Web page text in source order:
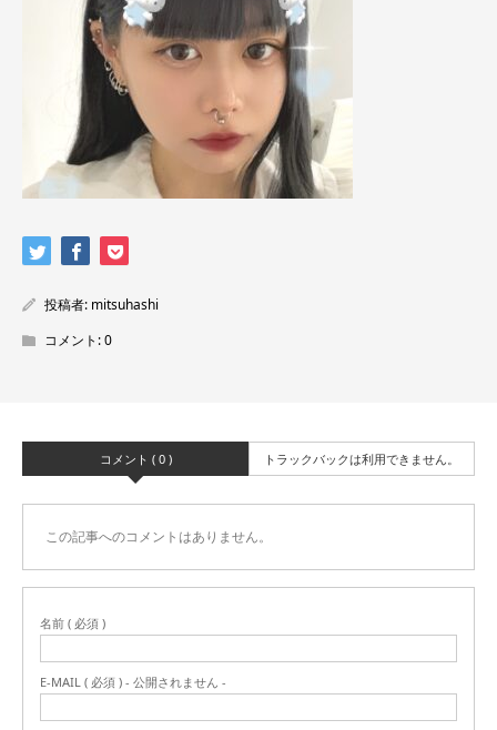
投稿者: mitsuhashi
コメント:0
コメント ( 0 ) トラックバックは利用できません。
この記事へのコメントはありません。
名前 ( 必須 )
E-MAIL ( 必須 ) - 公開されません -